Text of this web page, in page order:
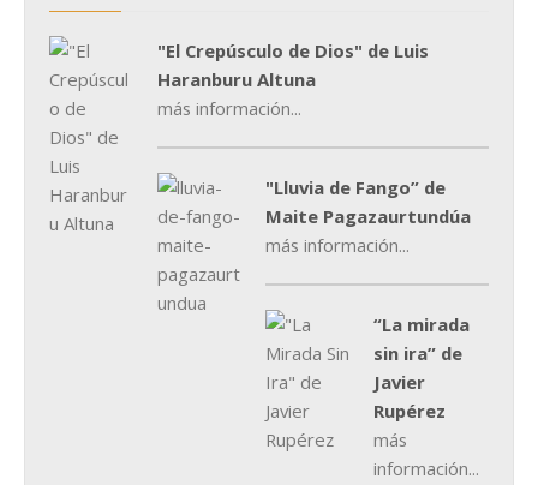
"El Crepúsculo de Dios" de Luis
Haranburu Altuna
más información...
"Lluvia de Fango” de
Maite Pagazaurtundúa
más información...
“La mirada
sin ira” de
Javier
Rupérez
más
información...